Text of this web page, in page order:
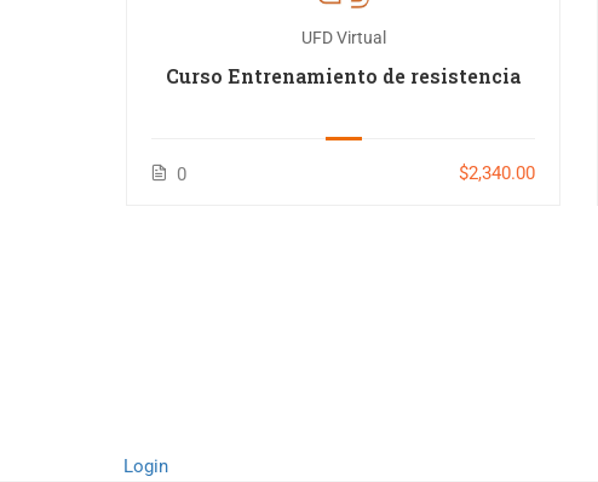
UFD Virtual
Curso Entrenamiento de resistencia
0 $2,340.00
Login